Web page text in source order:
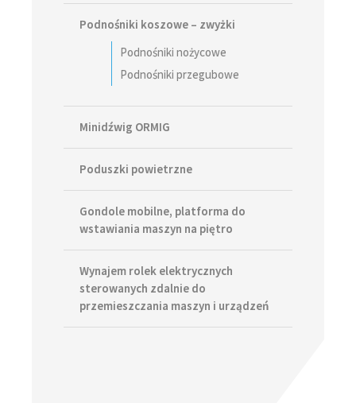
Podnośniki koszowe – zwyżki
Podnośniki nożycowe
Podnośniki przegubowe
Minidźwig ORMIG
Poduszki powietrzne
Gondole mobilne, platforma do
wstawiania maszyn na piętro
Wynajem rolek elektrycznych
sterowanych zdalnie do
przemieszczania maszyn i urządzeń